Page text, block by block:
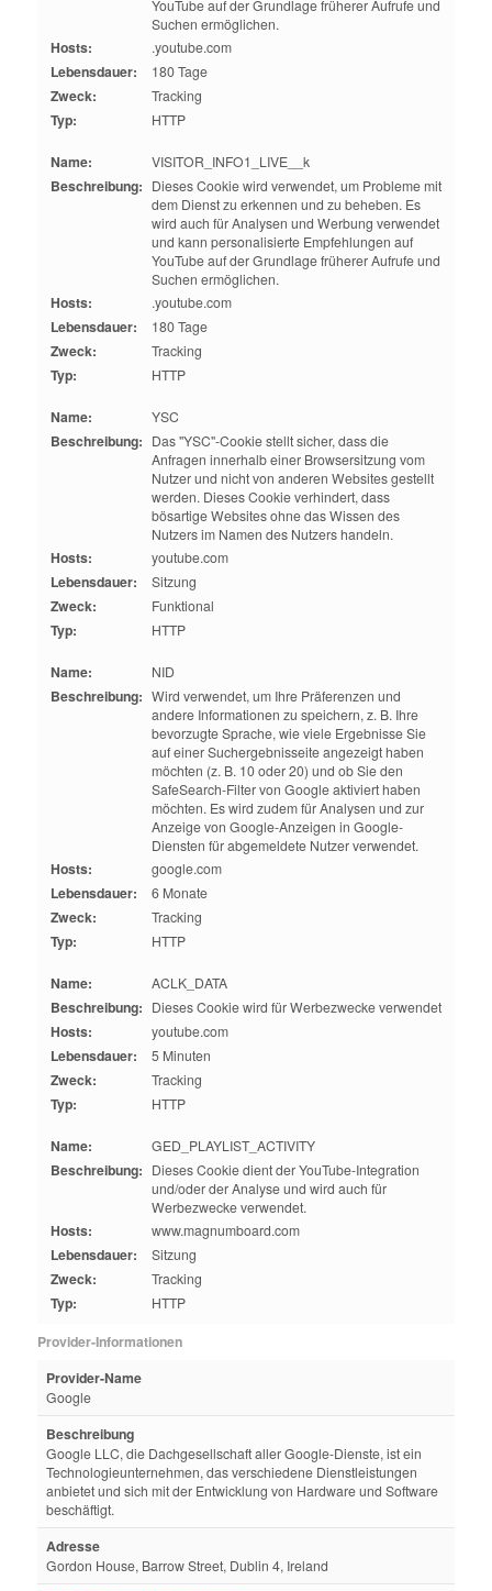
YouTube auf der Grundlage früherer Aufrufe und
Suchen ermöglichen.
Hosts: .youtube.com
Lebensdauer: 180 Tage
Zweck: Tracking
Typ: HTTP
Name: VISITOR_INFO1_LIVE__k
Beschreibung: Dieses Cookie wird verwendet, um Probleme mit
dem Dienst zu erkennen und zu beheben. Es
wird auch für Analysen und Werbung verwendet
und kann personalisierte Empfehlungen auf
YouTube auf der Grundlage früherer Aufrufe und
Suchen ermöglichen.
Hosts: .youtube.com
Lebensdauer: 180 Tage
Zweck: Tracking
Typ: HTTP
Name: YSC
Beschreibung: Das "YSC"-Cookie stellt sicher, dass die
Anfragen innerhalb einer Browsersitzung vom
Nutzer und nicht von anderen Websites gestellt
werden. Dieses Cookie verhindert, dass
bösartige Websites ohne das Wissen des
Nutzers im Namen des Nutzers handeln.
Hosts: youtube.com
Lebensdauer: Sitzung
Zweck: Funktional
Typ: HTTP
Name: NID
Beschreibung: Wird verwendet, um Ihre Präferenzen und
andere Informationen zu speichern, z. B. Ihre
bevorzugte Sprache, wie viele Ergebnisse Sie
auf einer Suchergebnisseite angezeigt haben
möchten (z. B. 10 oder 20) und ob Sie den
SafeSearch-Filter von Google aktiviert haben
möchten. Es wird zudem für Analysen und zur
Anzeige von Google-Anzeigen in Google-
Diensten für abgemeldete Nutzer verwendet.
Hosts: google.com
Lebensdauer: 6 Monate
Zweck: Tracking
Typ: HTTP
Name: ACLK_DATA
Beschreibung: Dieses Cookie wird für Werbezwecke verwendet
Hosts: youtube.com
Lebensdauer: 5 Minuten
Zweck: Tracking
Typ: HTTP
Name: GED_PLAYLIST_ACTIVITY
Beschreibung: Dieses Cookie dient der YouTube-Integration
und/oder der Analyse und wird auch für
Werbezwecke verwendet.
Hosts: www.magnumboard.com
Lebensdauer: Sitzung
Zweck: Tracking
Typ: HTTP
Provider-Informationen
Provider-Name
Google
Beschreibung
Google LLC, die Dachgesellschaft aller Google-Dienste, ist ein
Technologieunternehmen, das verschiedene Dienstleistungen
anbietet und sich mit der Entwicklung von Hardware und Software
beschäftigt.
Adresse
Gordon House, Barrow Street, Dublin 4, Ireland